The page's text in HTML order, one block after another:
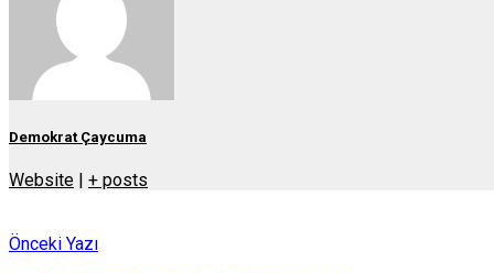
Demokrat Çaycuma
Website + posts
Önceki Yazı